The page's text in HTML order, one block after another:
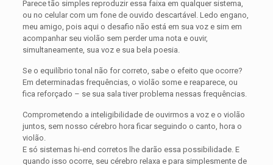
Parece tão simples reproduzir essa faixa em qualquer sistema,
ou no celular com um fone de ouvido descartável. Ledo engano,
meu amigo, pois aqui o desafio não está em sua voz e sim em
acompanhar seu violão sem perder uma nota e ouvir,
simultaneamente, sua voz e sua bela poesia.
Se o equilíbrio tonal não for correto, sabe o efeito que ocorre?
Em determinadas frequências, o violão some e reaparece, ou
fica reforçado – se sua sala tiver problema nessas frequências.
Comprometendo a inteligibilidade de ouvirmos a voz e o violão
juntos, sem nosso cérebro hora ficar seguindo o canto, hora o
violão.
E só sistemas hi-end corretos lhe darão essa possibilidade. E
quando isso ocorre, seu cérebro relaxa e para simplesmente de